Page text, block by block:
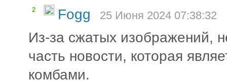
2 Fogg 25 Июня 2024 07:38:32
Из-за сжатых изображений,
часть новости, которая
комбами.